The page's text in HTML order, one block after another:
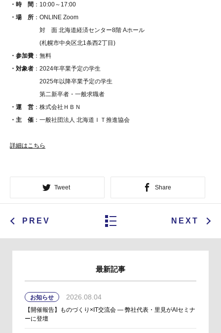
・時 間 ：10:00～17:00
・場 所 ：ONLINE Zoom
対 面 北海道経済センター8階 Aホール
(札幌市中央区北1条西2丁目)
・参加費 ：無料
・対象者 ：2024年卒業予定の学生
2025年以降卒業予定の学生
第二新卒者・一般求職者
・運 営 ：株式会社ＨＢＮ
・主 催 ：一般社団法人 北海道ＩＴ推進協会
詳細はこちら
Tweet Share
PREV NEXT
最新記事
お知らせ 2026.08.04
【開催報告】ものづくり×IT交流会 ― 弊社代表・里見がAIセミナ
ーに登壇